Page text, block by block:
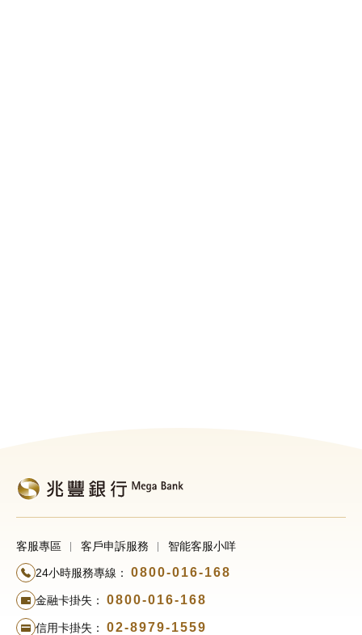
客服專區 客戶申訴服務 智能客服小咩
24小時服務專線： 0800-016-168
金融卡掛失： 0800-016-168
信用卡掛失： 02-8979-1559